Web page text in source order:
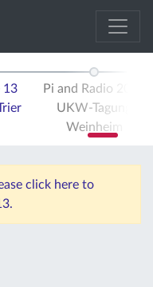
13
Pi and Radio 2023
UKW-Tagung
Weinheim
click here to